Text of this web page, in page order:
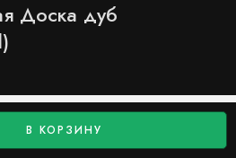
Доска дуб
В КОРЗИНУ